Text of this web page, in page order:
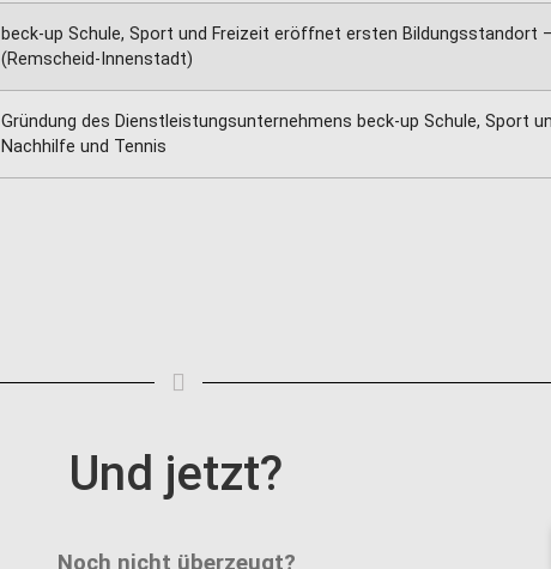
beck-up Schule, Sport und Freizeit eröffnet ersten Bildungsstandort
(Remscheid-Innenstadt)
Gründung des Dienstleistungsunternehmens beck-up Schule, Sport
Nachhilfe und Tennis
Und jetzt?
Noch nicht überzeugt?